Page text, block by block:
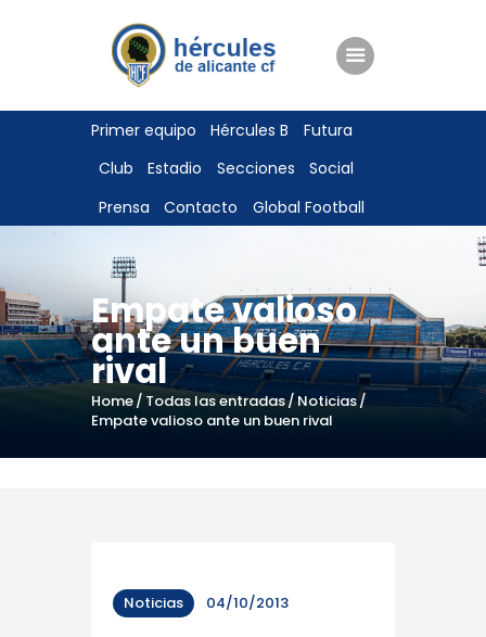
Primer equipo Hércules B
Futura
Club
Estadio Secciones
Social
Prensa
Contacto Global Football
Empate valioso
ante un buen
rival
Home Todas las entradas Noticias
Empate valioso ante un buen rival
ENTRADAS
TIENDA
HÉRCULESCF100
Noticias 04/10/2013